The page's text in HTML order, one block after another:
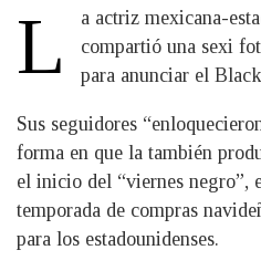
L
a actriz mexicana-
compartió una sexi
para anunciar el
Sus seguidores
forma en que la también
el inicio del “viernes negro”,
temporada de compras
para los estadounidenses.